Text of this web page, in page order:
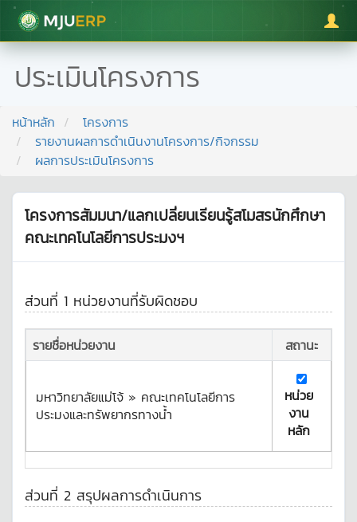
มหาวิทยาลัยแม่โจ้
ประเมินโครงการ
หน้าหลัก
โครงการ
รายงานผลการดำเนินงานโครงการ/กิจกรรม
ผลการประเมินโครงการ
โครงการสัมมนา/แลกเปลี่ยนเรียนรู้สโมสรนักศึกษา
คณะเทคโนโลยีการประมงฯ
ส่วนที่ 1 หน่วยงานที่รับผิดชอบ
รายชื่อหน่วยงาน สถานะ
มหาวิทยาลัยแม่โจ้ » คณะเทคโนโลยีการ
ประมงและทรัพยากรทางน้ำ
หน่วย
งาน
หลัก
ส่วนที่ 2 สรุปผลการดำเนินการ